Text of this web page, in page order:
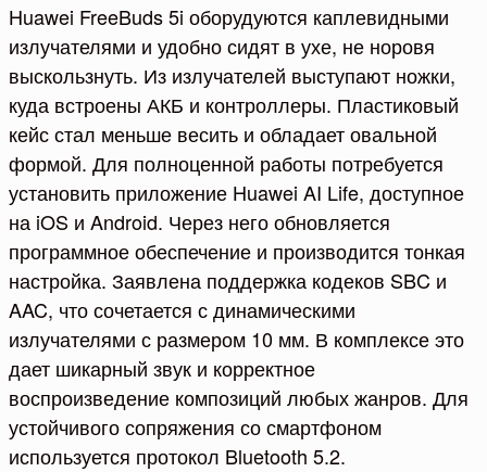
Huawei FreeBuds 5i оборудуются каплевидными
излучателями и удобно сидят в ухе, не норовя
выскользнуть. Из излучателей выступают ножки,
куда встроены АКБ и контроллеры. Пластиковый
кейс стал меньше весить и обладает овальной
формой. Для полноценной работы потребуется
установить приложение Huawei AI Life, доступное
на iOS и Android. Через него обновляется
программное обеспечение и производится тонкая
настройка. Заявлена поддержка кодеков SBC и
AAC, что сочетается с динамическими
излучателями с размером 10 мм. В комплексе это
дает шикарный звук и корректное
воспроизведение композиций любых жанров. Для
устойчивого сопряжения со смартфоном
используется протокол Bluetooth 5.2.